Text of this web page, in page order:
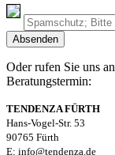
Oder rufen Sie uns
Beratungstermin:
TENDENZA FÜRTH
Hans-Vogel-Str. 53
90765 Fürth
E: info@tendenza.de